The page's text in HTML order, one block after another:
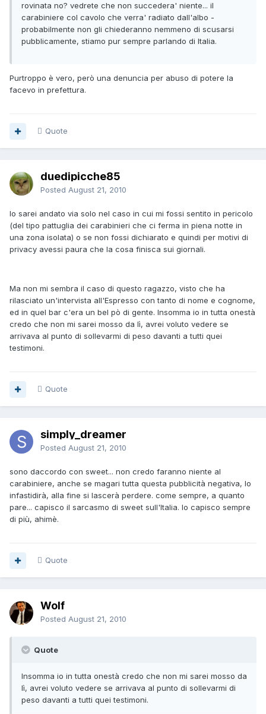
rovinata no? vedrete che non succedera' niente... il
carabiniere col cavolo che verra' radiato dall'albo -
probabilmente non gli chiederanno nemmeno di scusarsi
pubblicamente, stiamo pur sempre parlando di Italia.
Purtroppo è vero, però una denuncia per abuso di potere la
facevo in prefettura.
Quote
duedipicche85
Posted August 21, 2010
Io sarei andato via solo nel caso in cui mi fossi sentito in pericolo
(del tipo pattuglia dei carabinieri che ci ferma in piena notte in
una zona isolata) o se non fossi dichiarato e quindi per motivi di
privacy avessi paura che la cosa finisca sui giornali.
Ma non mi sembra il caso di questo ragazzo, visto che ha
rilasciato un'intervista all'Espresso con tanto di nome e cognome,
ed in quel bar c'era un bel pò di gente. Insomma io in tutta onestà
credo che non mi sarei mosso da lì, avrei voluto vedere se
arrivava al punto di sollevarmi di peso davanti a tutti quei
testimoni.
Quote
simply_dreamer
Posted August 21, 2010
sono daccordo con sweet... non credo faranno niente al
carabiniere, anche se magari tutta questa pubblicità negativa, lo
infastidirà, alla fine si lascerà perdere. come sempre, a quanto
pare... capisco il sarcasmo di sweet sull'Italia. lo capisco sempre
di più, ahimè.
Quote
Wolf
Posted August 21, 2010
Quote
Insomma io in tutta onestà credo che non mi sarei mosso da
lì, avrei voluto vedere se arrivava al punto di sollevarmi di
peso davanti a tutti quei testimoni.